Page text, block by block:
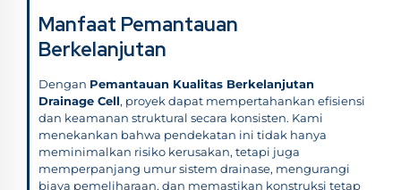
Manfaat Pemantauan
Berkelanjutan
Dengan Pemantauan Kualitas Berkelanjutan
Drainage Cell, proyek dapat mempertahankan efisiensi
dan keamanan struktural secara konsisten. Kami
menekankan bahwa pendekatan ini tidak hanya
meminimalkan risiko kerusakan, tetapi juga
memperpanjang umur sistem drainase, mengurangi
biaya pemeliharaan, dan memastikan konstruksi tetap